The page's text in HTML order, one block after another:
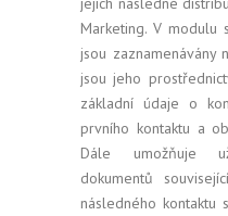
Marketing. V modulu
jsou zaznamenávány
jsou jeho
základní údaje o
prvního kontaktu a
Dále umožňuje
dokumentů
následného kontaktu